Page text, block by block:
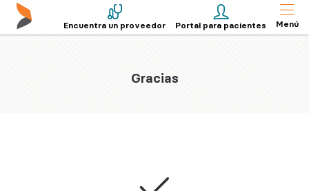
Encuentra un proveedor Portal para pacientes Menú
Gracias